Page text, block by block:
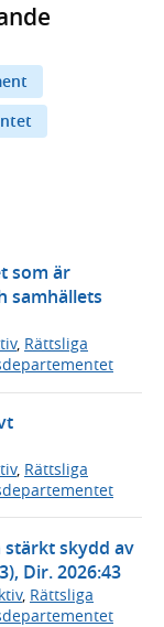
som är
samhällets
, Rättsliga
, Rättsliga
skydd av
Dir. 2026:43
, Rättsliga